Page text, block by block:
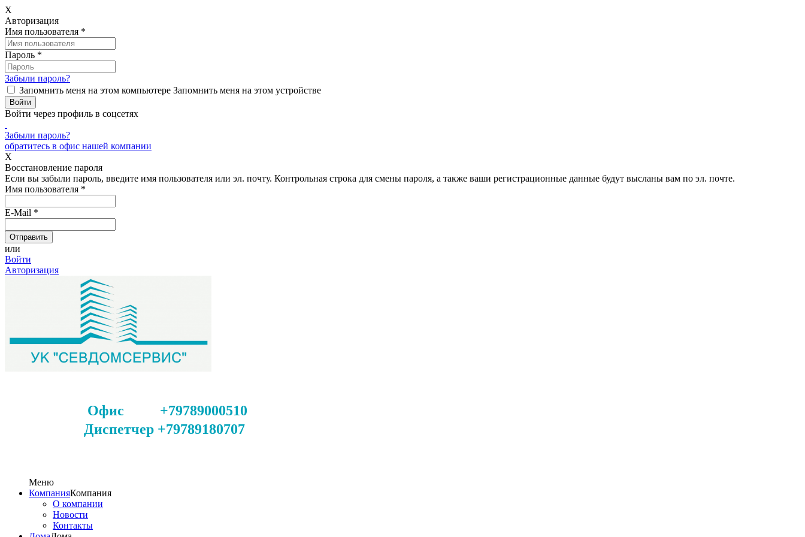
X
Авторизация
Имя пользователя *
Пароль *
Забыли пароль?
Запомнить меня на этом компьютере Запомнить меня на этом устройстве
Войти через профиль в соцсетях
Забыли пароль?
обратитесь в офис нашей компании
X
Восстановление пароля
Если вы забыли пароль, введите имя пользователя или эл. почту. Контрольная строка для смены пароля, а также ваши регистрационные данные будут высланы вам по эл. почте.
Имя пользователя *
E-Mail *
или
Войти
Авторизация
Офис +79789000510
Диспетчер +79789180707
Меню
КомпанияКомпания
О компании
Новости
Контакты